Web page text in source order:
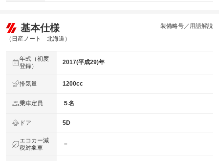
基本仕様
（日産ノート 北海道）
装備略号／用語解説
年式（初度
登録）
2017(平成29)年
排気量 1200cc
乗車定員 ５名
ドア 5D
エコカー減
税対象車
－